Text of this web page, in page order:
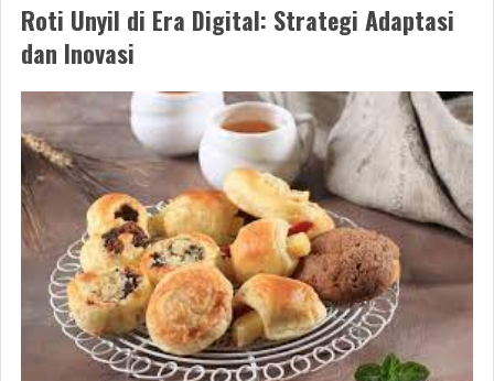
Roti Unyil di Era Digital: Strategi Adaptasi
dan Inovasi